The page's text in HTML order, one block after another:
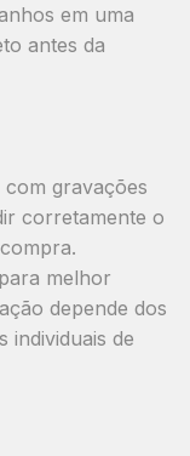
em uma
antes da
gravações
corretamente o
melhor
depende dos
individuais de